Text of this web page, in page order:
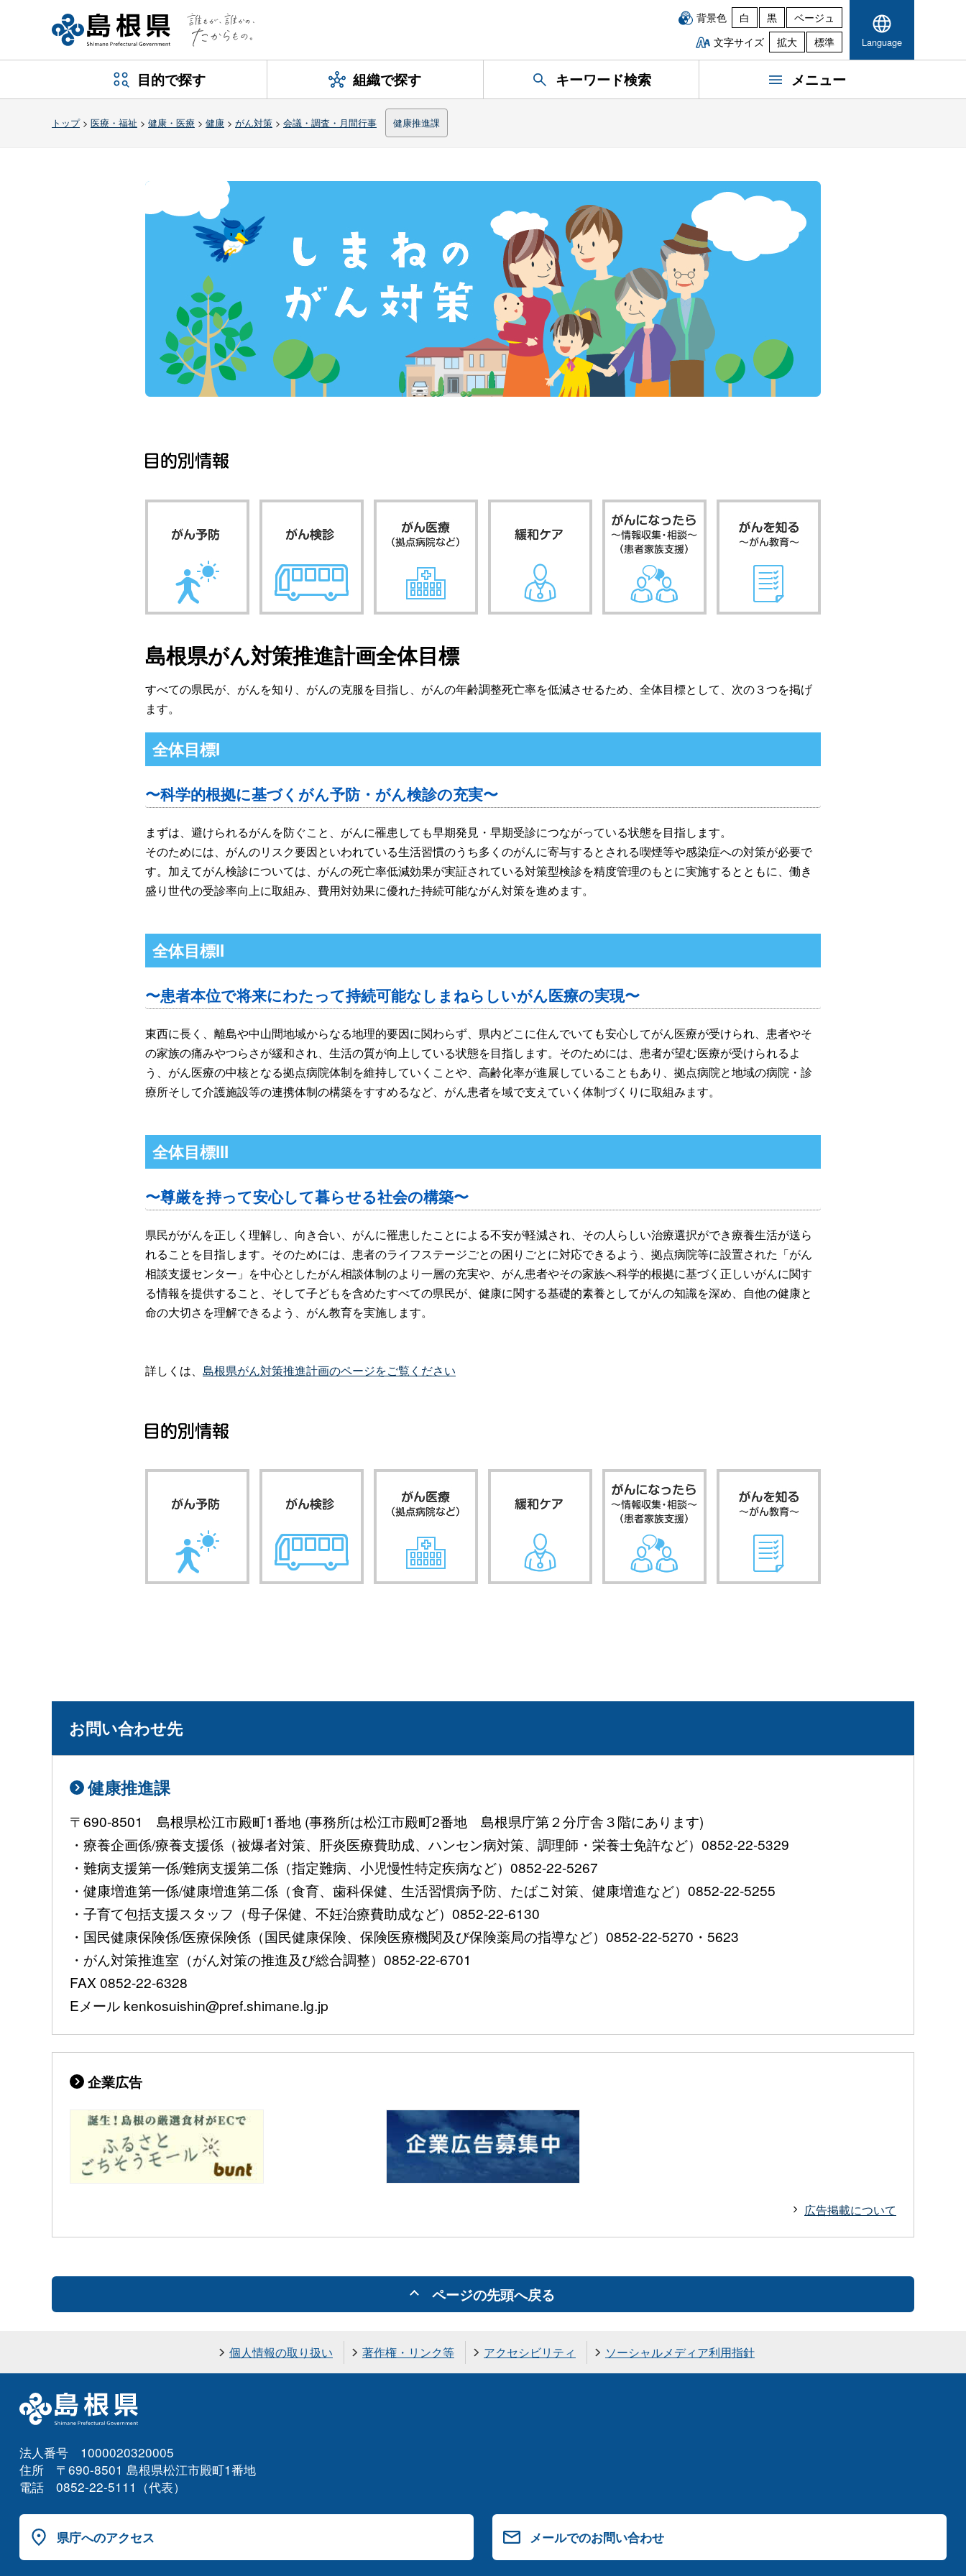
背景色 白 黒
ベージュ
文字サイズ
拡大 標準 Language
目的で探す 組織で探す キーワード検索 メニュー
トップ> 医療・福祉 > 健康・医療 > 健康 > がん対策 > 会議・調査・月間行事 健康推進課
島根県がん対策推進計画全体目標
すべての県民が、がんを知り、がんの克服を目指し、がんの年齢調整死亡率を低減させるため、全体目標として、次の３つを掲げ
ます。
全体目標I
〜科学的根拠に基づくがん予防・がん検診の充実〜
まずは、避けられるがんを防ぐこと、がんに罹患しても早期発見・早期受診につながっている状態を目指します。
そのためには、がんのリスク要因といわれている生活習慣のうち多くのがんに寄与するとされる喫煙等や感染症への対策が必要で
す。加えてがん検診については、がんの死亡率低減効果が実証されている対策型検診を精度管理のもとに実施するとともに、働き
盛り世代の受診率向上に取組み、費用対効果に優れた持続可能ながん対策を進めます。
全体目標II
〜患者本位で将来にわたって持続可能なしまねらしいがん医療の実現〜
東西に長く、離島や中山間地域からなる地理的要因に関わらず、県内どこに住んでいても安心してがん医療が受けられ、患者やそ
の家族の痛みやつらさが緩和され、生活の質が向上している状態を目指します。そのためには、患者が望む医療が受けられるよ
う、がん医療の中核となる拠点病院体制を維持していくことや、高齢化率が進展していることもあり、拠点病院と地域の病院・診
療所そして介護施設等の連携体制の構築をすすめるなど、がん患者を域で支えていく体制づくりに取組みます。
全体目標III
〜尊厳を持って安心して暮らせる社会の構築〜
県民ががんを正しく理解し、向き合い、がんに罹患したことによる不安が軽減され、その人らしい治療選択ができ療養生活が送ら
れることを目指します。そのためには、患者のライフステージごとの困りごとに対応できるよう、拠点病院等に設置された「がん
相談支援センター」を中心としたがん相談体制のより一層の充実や、がん患者やその家族へ科学的根拠に基づく正しいがんに関す
る情報を提供すること、そして子どもを含めたすべての県民が、健康に関する基礎的素養としてがんの知識を深め、自他の健康と
命の大切さを理解できるよう、がん教育を実施します。
詳しくは、 島根県がん対策推進計画のページをご覧ください
お問い合わせ先
健康推進課
〒690-8501 島根県松江市殿町1番地 (事務所は松江市殿町2番地 島根県庁第２分庁舎３階にあります)
・療養企画係/療養支援係（被爆者対策、肝炎医療費助成、ハンセン病対策、調理師・栄養士免許など）0852-22-5329
・難病支援第一係/難病支援第二係（指定難病、小児慢性特定疾病など）0852-22-5267
・健康増進第一係/健康増進第二係（食育、歯科保健、生活習慣病予防、たばこ対策、健康増進など）0852-22-5255
・子育て包括支援スタッフ（母子保健、不妊治療費助成など）0852-22-6130
・国民健康保険係/医療保険係（国民健康保険、保険医療機関及び保険薬局の指導など）0852-22-5270・5623
・がん対策推進室（がん対策の推進及び総合調整）0852-22-6701
FAX 0852-22-6328
Eメール kenkosuishin@pref.shimane.lg.jp
企業広告
広告掲載について
ページの先頭へ戻る
個人情報の取り扱い 著作権・リンク等 アクセシビリティ ソーシャルメディア利用指針
法人番号 1000020320005
住所 〒690-8501 島根県松江市殿町1番地
電話 0852-22-5111（代表）
県庁へのアクセス メールでのお問い合わせ